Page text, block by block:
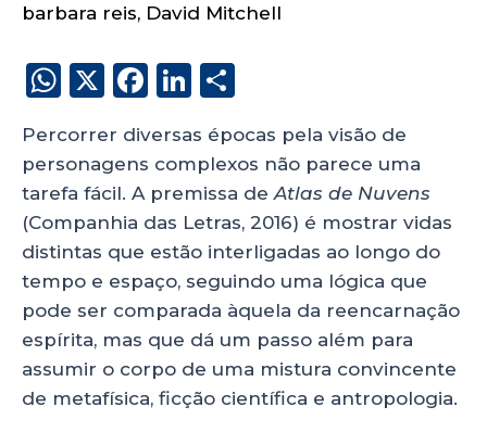
barbara reis, David Mitchell
W
a
ts
A
p
p
X
F
c
e
b
o
o
k
Li
k
e
dI
n
a
re
Percorrer diversas épocas pela visão de
personagens complexos não parece uma
tarefa fácil. A premissa de Atlas de Nuvens
(Companhia das Letras, 2016) é mostrar vidas
distintas que estão interligadas ao longo do
tempo e espaço, seguindo uma lógica que
pode ser comparada àquela da reencarnação
espírita, mas que dá um passo além para
assumir o corpo de uma mistura convincente
de metafísica, ficção científica e antropologia.